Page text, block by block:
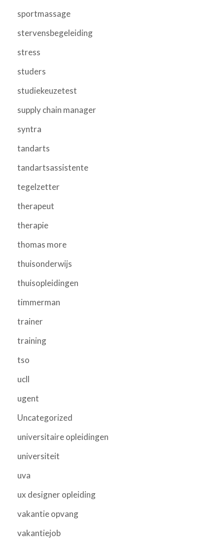
sportmassage
stervensbegeleiding
stress
studers
studiekeuzetest
supply chain manager
syntra
tandarts
tandartsassistente
tegelzetter
therapeut
therapie
thomas more
thuisonderwijs
thuisopleidingen
timmerman
trainer
training
tso
ucll
ugent
Uncategorized
universitaire opleidingen
universiteit
uva
ux designer opleiding
vakantie opvang
vakantiejob